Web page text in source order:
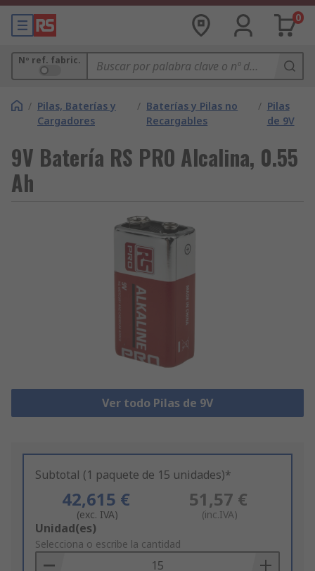
0
Nº ref. fabric.
/ Pilas, Baterías y
Cargadores
/ Baterías y Pilas no
Recargables
/ Pilas
de 9V
9V Batería RS PRO Alcalina, 0.55
Ah
Ver todo Pilas de 9V
Subtotal (1 paquete de 15 unidades)*
42,615 €
(exc. IVA)
51,57 €
(inc.IVA)
Add
to
Basket
Unidad(es)
Selecciona o escribe la cantidad